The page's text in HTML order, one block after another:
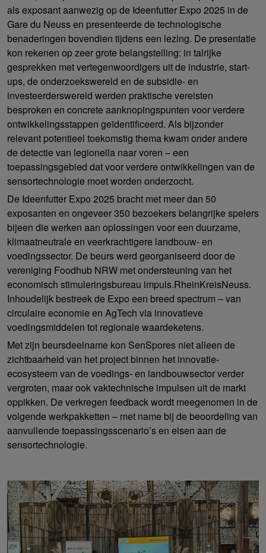
als exposant aanwezig op de Ideenfutter Expo 2025 in de
Gare du Neuss en presenteerde de technologische
benaderingen bovendien tijdens een lezing. De presentatie
kon rekenen op zeer grote belangstelling: in talrijke
gesprekken met vertegenwoordigers uit de industrie, start-
ups, de onderzoekswereld en de subsidie- en
investeerderswereld werden praktische vereisten
besproken en concrete aanknopingspunten voor verdere
ontwikkelingsstappen geïdentificeerd. Als bijzonder
relevant potentieel toekomstig thema kwam onder andere
de detectie van legionella naar voren – een
toepassingsgebied dat voor verdere ontwikkelingen van de
sensortechnologie moet worden onderzocht.
De Ideenfutter Expo 2025 bracht met meer dan 50
exposanten en ongeveer 350 bezoekers belangrijke spelers
bijeen die werken aan oplossingen voor een duurzame,
klimaatneutrale en veerkrachtigere landbouw- en
voedingssector. De beurs werd georganiseerd door de
vereniging Foodhub NRW met ondersteuning van het
economisch stimuleringsbureau impuls.RheinKreisNeuss.
Inhoudelijk bestreek de Expo een breed spectrum – van
circulaire economie en AgTech via innovatieve
voedingsmiddelen tot regionale waardeketens.
Met zijn beursdeelname kon SenSpores niet alleen de
zichtbaarheid van het project binnen het innovatie-
ecosysteem van de voedings- en landbouwsector verder
vergroten, maar ook vaktechnische impulsen uit de markt
oppikken. De verkregen feedback wordt meegenomen in de
volgende werkpakketten – met name bij de beoordeling van
aanvullende toepassingsscenario’s en eisen aan de
sensortechnologie.